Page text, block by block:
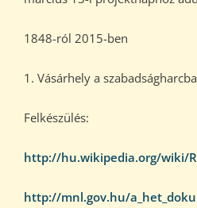
1848-ról 2015-ben
1. Vásárhely a
Felkészülés:
http://hu.wikipedia.org/wiki/
http://mnl.gov.hu/